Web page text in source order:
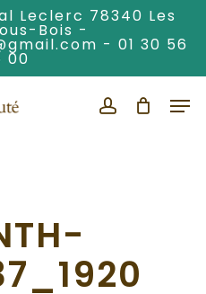
Leclerc 78340 Les
Bois -
- 01 30 56
00
account
Menu